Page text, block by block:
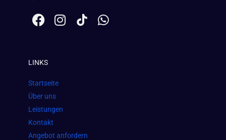
F
a
b
o
o
k
I
n
m
W
h
LINKS
Startseite
Über uns
Leistungen
Kontakt
Angebot anfordern